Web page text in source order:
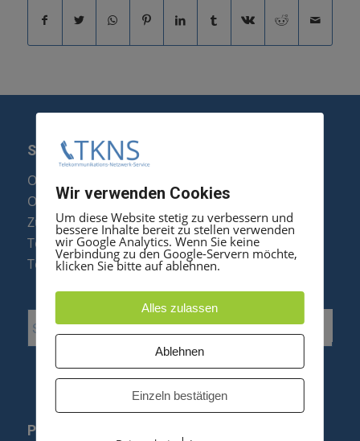
SERVICE
Optipoint Display Reparatur
Octophon F Display Reparatur
Zubehör & Ersatzteile
Telefonanlagen Optimierung
Telefonanlagen Erweiterung
PRODUKTE
Wir verwenden Cookies
Um diese Website stetig zu verbessern und
bessere Inhalte bereit zu stellen verwenden
wir Google Analytics. Wenn Sie keine
Verbindung zu den Google-Servern möchte,
klicken Sie bitte auf ablehnen.
Alles zulassen
Ablehnen
Einzeln bestätigen